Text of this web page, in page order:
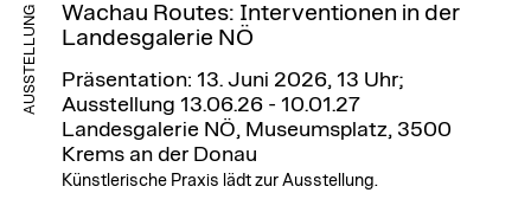
AUSSTELLUNG
Wachau Routes: Interventionen in der
Landesgalerie NÖ
Präsentation: 13. Juni 2026, 13 Uhr;
Ausstellung 13.06.26 - 10.01.27
Landesgalerie NÖ, Museumsplatz, 3500
Krems an der Donau
Künstlerische Praxis lädt zur Ausstellung.